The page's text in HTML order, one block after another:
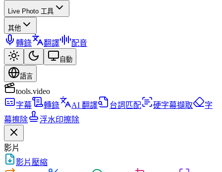
Live Photo 工具
其他
轉錄 翻譯 配音
自動
語言
tools.video
字幕
轉錄 AI 翻譯 台詞匹配 硬字幕擷取
字
幕擦除
浮水印擦除
影片
影片壓縮